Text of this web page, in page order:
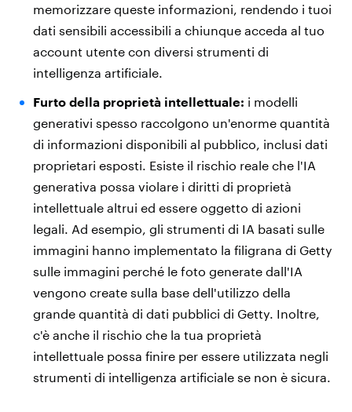
memorizzare queste informazioni, rendendo i tuoi
dati sensibili accessibili a chiunque acceda al tuo
account utente con diversi strumenti di
intelligenza artificiale.
Furto della proprietà intellettuale: i modelli
generativi spesso raccolgono un'enorme quantità
di informazioni disponibili al pubblico, inclusi dati
proprietari esposti. Esiste il rischio reale che l'IA
generativa possa violare i diritti di proprietà
intellettuale altrui ed essere oggetto di azioni
legali. Ad esempio, gli strumenti di IA basati sulle
immagini hanno implementato la filigrana di Getty
sulle immagini perché le foto generate dall'IA
vengono create sulla base dell'utilizzo della
grande quantità di dati pubblici di Getty. Inoltre,
c'è anche il rischio che la tua proprietà
intellettuale possa finire per essere utilizzata negli
strumenti di intelligenza artificiale se non è sicura.